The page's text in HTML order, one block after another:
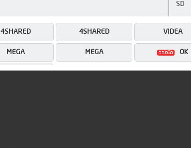
SD
UQLOAD
MEGA
MEGA OK
VIDEA
4SHARED
4SHARED